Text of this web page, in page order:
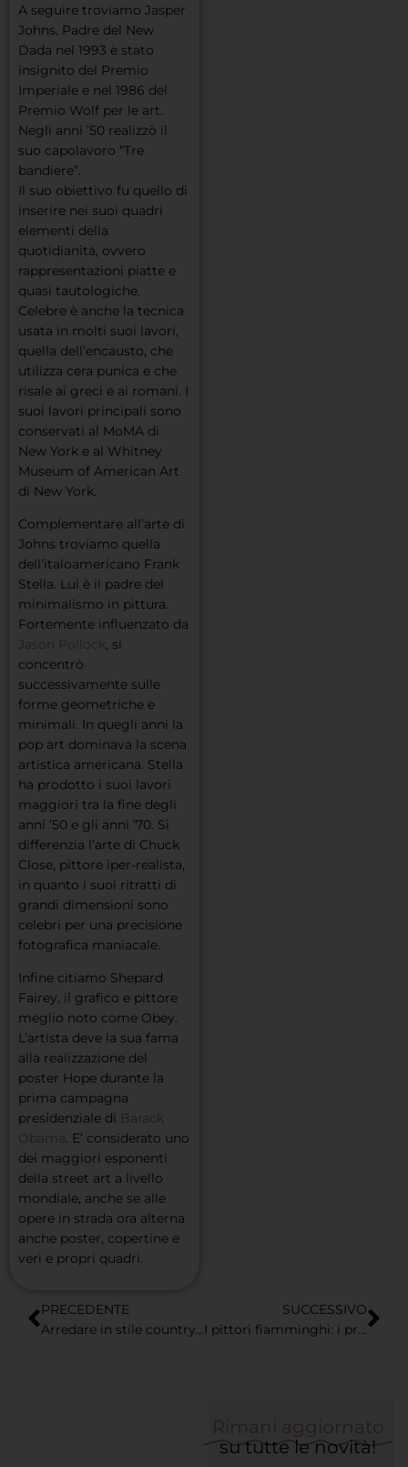
A seguire troviamo Jasper
Johns. Padre del New
Dada nel 1993 è stato
insignito del Premio
Imperiale e nel 1986 del
Premio Wolf per le art.
Negli anni ’50 realizzò il
suo capolavoro “Tre
bandiere”.
Il suo obiettivo fu quello di
inserire nei suoi quadri
elementi della
quotidianità, ovvero
rappresentazioni piatte e
quasi tautologiche.
Celebre è anche la tecnica
usata in molti suoi lavori,
quella dell’encausto, che
utilizza cera punica e che
risale ai greci e ai romani. I
suoi lavori principali sono
conservati al MoMA di
New York e al Whitney
Museum of American Art
di New York.
Complementare all’arte di
Johns troviamo quella
dell’italoamericano Frank
Stella. Lui è il padre del
minimalismo in pittura.
Fortemente influenzato da
Jason Pollock, si
concentrò
successivamente sulle
forme geometriche e
minimali. In quegli anni la
pop art dominava la scena
artistica americana. Stella
ha prodotto i suoi lavori
maggiori tra la fine degli
anni ’50 e gli anni ’70. Si
differenzia l’arte di Chuck
Close, pittore iper-realista,
in quanto i suoi ritratti di
grandi dimensioni sono
celebri per una precisione
fotografica maniacale.
Infine citiamo Shepard
Fairey, il grafico e pittore
meglio noto come Obey.
L’artista deve la sua fama
alla realizzazione del
poster Hope durante la
prima campagna
presidenziale di Barack
Obama. E’ considerato uno
dei maggiori esponenti
della street art a livello
mondiale, anche se alle
opere in strada ora alterna
anche poster, copertine e
veri e propri quadri.
PRECEDENTE
Arredare in stile country con un puzzle
SUCCESSIVO
I pittori fiamminghi: i preferiti da Puzzle Arte
Rimani aggiornato
su tutte le novità!